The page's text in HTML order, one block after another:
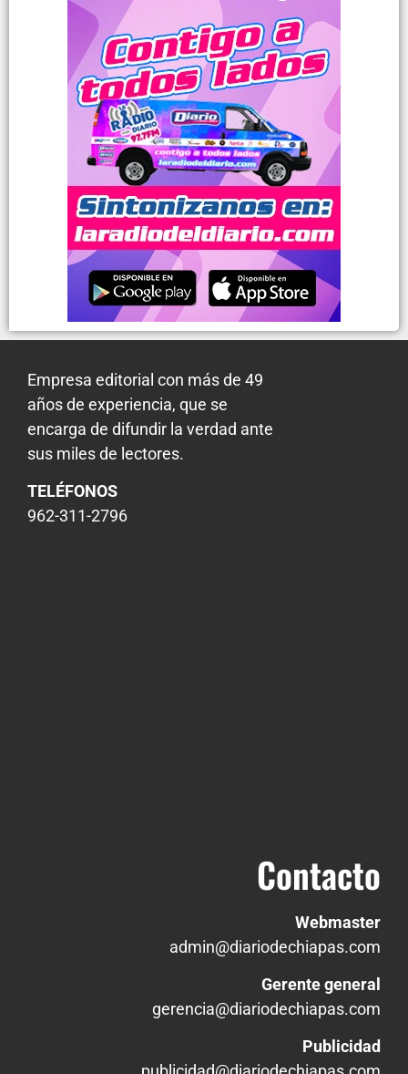
Empresa editorial con más de 49
años de experiencia, que se
encarga de difundir la verdad ante
sus miles de lectores.
TELÉFONOS
962-311-2796
Contacto
Webmaster
admin@diariodechiapas.com
Gerente general
gerencia@diariodechiapas.com
Publicidad